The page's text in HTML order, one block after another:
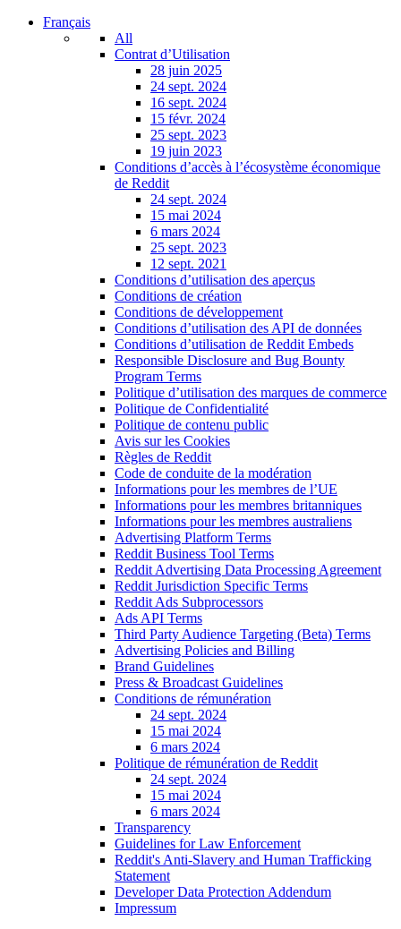
Français
All
Contrat d’Utilisation
28 juin 2025
24 sept. 2024
16 sept. 2024
15 févr. 2024
25 sept. 2023
19 juin 2023
Conditions d’accès à l’écosystème économique
de Reddit
24 sept. 2024
15 mai 2024
6 mars 2024
25 sept. 2023
12 sept. 2021
Conditions d’utilisation des aperçus
Conditions de création
Conditions de développement
Conditions d’utilisation des API de données
Conditions d’utilisation de Reddit Embeds
Responsible Disclosure and Bug Bounty
Program Terms
Politique d’utilisation des marques de commerce
Politique de Confidentialité
Politique de contenu public
Avis sur les Cookies
Règles de Reddit
Code de conduite de la modération
Informations pour les membres de l’UE
Informations pour les membres britanniques
Informations pour les membres australiens
Advertising Platform Terms
Reddit Business Tool Terms
Reddit Advertising Data Processing Agreement
Reddit Jurisdiction Specific Terms
Reddit Ads Subprocessors
Ads API Terms
Third Party Audience Targeting (Beta) Terms
Advertising Policies and Billing
Brand Guidelines
Press & Broadcast Guidelines
Conditions de rémunération
24 sept. 2024
15 mai 2024
6 mars 2024
Politique de rémunération de Reddit
24 sept. 2024
15 mai 2024
6 mars 2024
Transparency
Guidelines for Law Enforcement
Reddit's Anti-Slavery and Human Trafficking
Statement
Developer Data Protection Addendum
Impressum